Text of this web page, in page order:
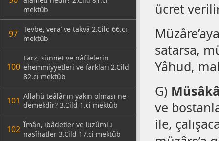
mektûb
97
Tevbe, vera’ ve takvâ 2.Cild 66.cı
mektûb
100
Farz, sünnet ve nâfilelerin
ehemmiyyetleri ve farkları 2.Cild
82.ci mektûb
101 Allahü teâlânın yakın olması ne
demekdir? 3.Cild 1.ci mektûb
102 Îmân, ibâdetler ve lüzûmlu
nasîhatler 3.Cild 17.ci mektûb
ücret
satarsa,
Yâhud,
G)
ve
ile,